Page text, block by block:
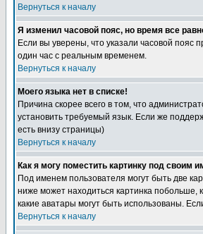
Вернуться к началу
Я изменил часовой пояс, но время все
Если вы уверены, что указали часовой пояс
один час с реальным временем.
Вернуться к началу
Моего языка нет в списке!
Причина скорее всего в том, что
установить требуемый язык. Если же
есть внизу страницы)
Вернуться к началу
Как я могу поместить картинку под своим
Под именем пользователя могут быть две
ниже может находиться картинка побольше,
какие аватары могут быть использованы.
Вернуться к началу